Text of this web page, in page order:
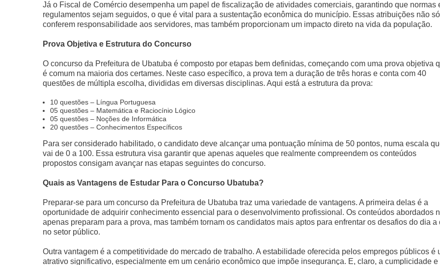
Já o Fiscal de Comércio desempenha um papel de fiscalização de atividades comerciais, garantindo que normas
regulamentos sejam seguidos, o que é vital para a sustentação econômica do município. Essas atribuições não só
conferem responsabilidade aos servidores, mas também proporcionam um impacto direto na vida da população.
Prova Objetiva e Estrutura do Concurso
O concurso da Prefeitura de Ubatuba é composto por etapas bem definidas, começando com uma prova objetiva
é comum na maioria dos certames. Neste caso específico, a prova tem a duração de três horas e conta com 40
questões de múltipla escolha, divididas em diversas disciplinas. Aqui está a estrutura da prova:
10 questões – Língua Portuguesa
05 questões – Matemática e Raciocínio Lógico
05 questões – Noções de Informática
20 questões – Conhecimentos Específicos
Para ser considerado habilitado, o candidato deve alcançar uma pontuação mínima de 50 pontos, numa escala
vai de 0 a 100. Essa estrutura visa garantir que apenas aqueles que realmente compreendem os conteúdos
propostos consigam avançar nas etapas seguintes do concurso.
Quais as Vantagens de Estudar Para o Concurso Ubatuba?
Preparar-se para um concurso da Prefeitura de Ubatuba traz uma variedade de vantagens. A primeira delas é a
oportunidade de adquirir conhecimento essencial para o desenvolvimento profissional. Os conteúdos abordados
apenas preparam para a prova, mas também tornam os candidatos mais aptos para enfrentar os desafios do dia a
no setor público.
Outra vantagem é a competitividade do mercado de trabalho. A estabilidade oferecida pelos empregos públicos é
atrativo significativo, especialmente em um cenário econômico que impõe insegurança. E, claro, a cumplicidade e